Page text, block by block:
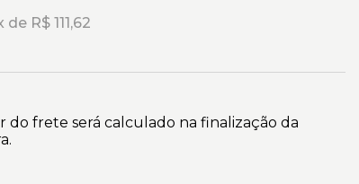
R$ 111,62
do frete será calculado na finalização da